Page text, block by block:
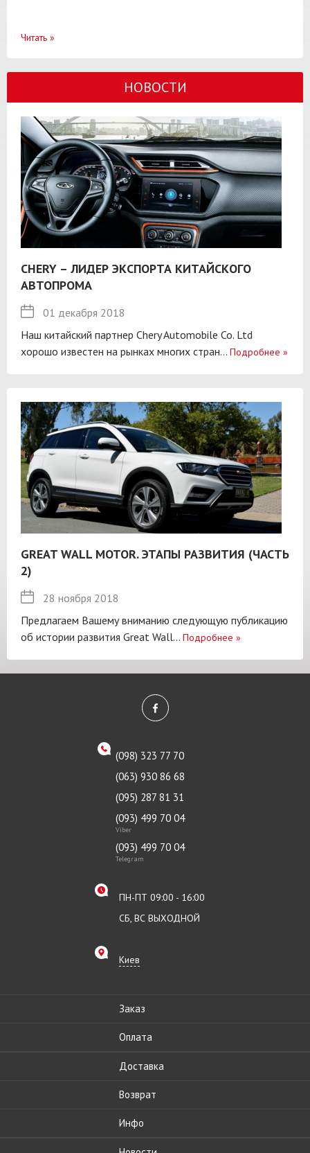
Читать »
НОВОСТИ
CHERY – ЛИДЕР ЭКСПОРТА КИТАЙСКОГО
АВТОПРОМА
01 декабря 2018
Наш китайский партнер Chery Automobile Co. Ltd
хорошо известен на рынках многих стран... Подробнее »
GREAT WALL MOTOR. ЭТАПЫ РАЗВИТИЯ (ЧАСТЬ
2)
28 ноября 2018
Предлагаем Вашему вниманию следующую публикацию
об истории развития Great Wall... Подробнее »
(098) 323 77 70
(063) 930 86 68
(095) 287 81 31
(093) 499 70 04
Viber
(093) 499 70 04
Telegram
ПН-ПТ 09:00 - 16:00
СБ, ВС ВЫХОДНОЙ
Киев
Заказ
Оплата
Доставка
Возврат
Инфо